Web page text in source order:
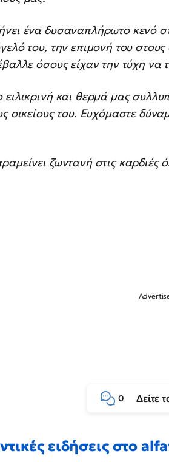
ένα δυσαναπλήρωτο κενό
του, την επιμονή του
όσους είχαν την τύχη να
και θερμά μας
οικείους του. Ευχόμαστε
ζωντανή στις καρδιές
0 Δείτε
ειδήσεις στο